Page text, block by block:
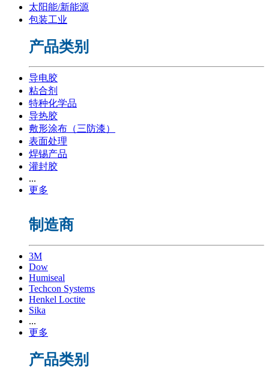
太阳能/新能源
包装工业
产品类别
导电胶
粘合剂
特种化学品
导热胶
敷形涂布（三防漆）
表面处理
焊锡产品
灌封胶
...
更多
制造商
3M
Dow
Humiseal
Techcon Systems
Henkel Loctite
Sika
...
更多
产品类别